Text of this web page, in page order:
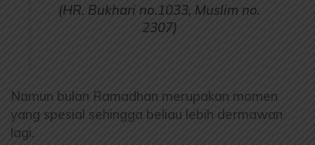
(HR. Bukhari no.1033, Muslim no.
2307)
Namun bulan Ramadhan merupakan momen
yang spesial sehingga beliau lebih dermawan
lagi.